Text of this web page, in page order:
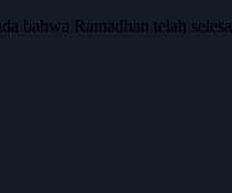
bahwa Ramadhan telah